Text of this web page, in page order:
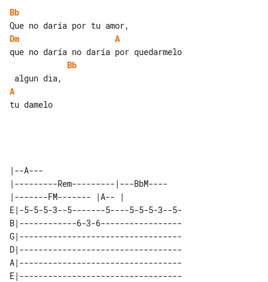
Bb
Dm
A
Bb
A
tu damelo
|--A---
|---------Rem---------|---BbM----
E|-5-5-5-3--5-------5----5-5-5-3--5-
B|------------6-3-6-----------------
G|----------------------------------
D|----------------------------------
A|----------------------------------
E|----------------------------------